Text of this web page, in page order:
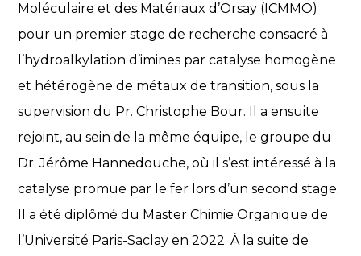
Moléculaire et des Matériaux d’Orsay (ICMMO)
pour un premier stage de recherche consacré à
l’hydroalkylation d’imines par catalyse homogène
et hétérogène de métaux de transition, sous la
supervision du Pr. Christophe Bour. Il a ensuite
rejoint, au sein de la même équipe, le groupe du
Dr. Jérôme Hannedouche, où il s’est intéressé à la
catalyse promue par le fer lors d’un second stage.
Il a été diplômé du Master Chimie Organique de
l’Université Paris-Saclay en 2022. À la suite de